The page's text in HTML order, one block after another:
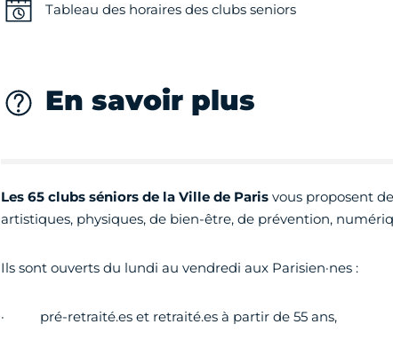
Tableau des horaires des clubs seniors
En savoir plus
Les 65 clubs séniors de la Ville de Paris vous proposent
artistiques, physiques, de bien-être, de prévention,
Ils sont ouverts du lundi au vendredi aux Parisien·nes :
· pré-retraité.es et retraité.es à partir de 55 ans,